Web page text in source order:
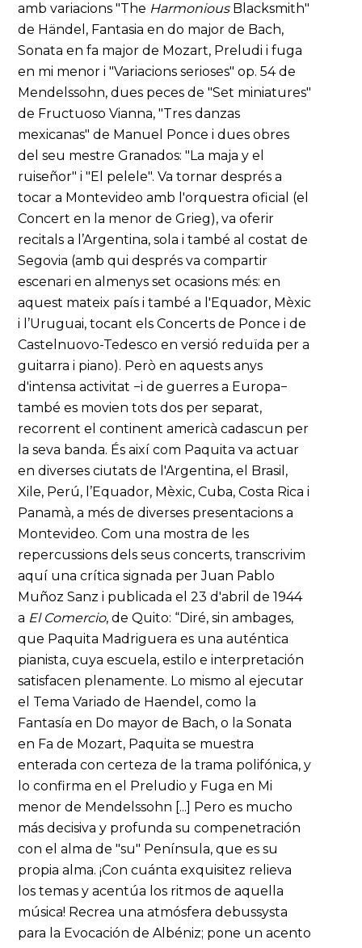
amb variacions "The HarmoniousBlacksmith"
de Händel, Fantasia en do major de Bach,
Sonata en fa major de Mozart, Preludi i fuga
en mi menor i "Variacions serioses" op. 54 de
Mendelssohn, dues peces de "Set miniatures"
de Fructuoso Vianna, "Tres danzas
mexicanas" de Manuel Ponce i dues obres
del seu mestre Granados: "La maja y el
ruiseñor" i "El pelele". Va tornar després a
tocar a Montevideo amb l'orquestra oficial (el
Concert en la menor de Grieg), va oferir
recitals a l’Argentina, sola i també al costat de
Segovia (amb qui després va compartir
escenari en almenys set ocasions més: en
aquest mateix país i també a l'Equador, Mèxic
i l’Uruguai, tocant els Concerts de Ponce i de
Castelnuovo-Tedesco en versió reduïda per a
guitarra i piano). Però en aquests anys
d'intensa activitat −i de guerres a Europa−
també es movien tots dos per separat,
recorrent el continent americà cadascun per
la seva banda. És així com Paquita va actuar
en diverses ciutats de l'Argentina, el Brasil,
Xile, Perú, l’Equador, Mèxic, Cuba, Costa Rica i
Panamà, a més de diverses presentacions a
Montevideo. Com una mostra de les
repercussions dels seus concerts, transcrivim
aquí una crítica signada per Juan Pablo
Muñoz Sanz i publicada el 23 d'abril de 1944
a El Comercio, de Quito: “Diré, sin ambages,
que Paquita Madriguera es una auténtica
pianista, cuya escuela, estilo e interpretación
satisfacen plenamente. Lo mismo al ejecutar
el Tema Variado de Haendel, como la
Fantasía en Do mayor de Bach, o la Sonata
en Fa de Mozart, Paquita se muestra
enterada con certeza de la trama polifónica, y
lo confirma en el Preludio y Fuga en Mi
menor de Mendelssohn [...] Pero es mucho
más decisiva y profunda su compenetración
con el alma de "su" Península, que es su
propia alma. ¡Con cuánta exquisitez relieva
los temas y acentúa los ritmos de aquella
música! Recrea una atmósfera debussysta
para la Evocación de Albéniz; pone un acento